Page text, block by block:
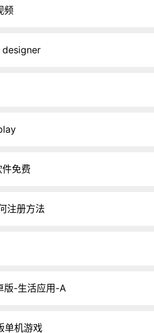
频
免费
注册方法
版-生活应用-A
单机游戏